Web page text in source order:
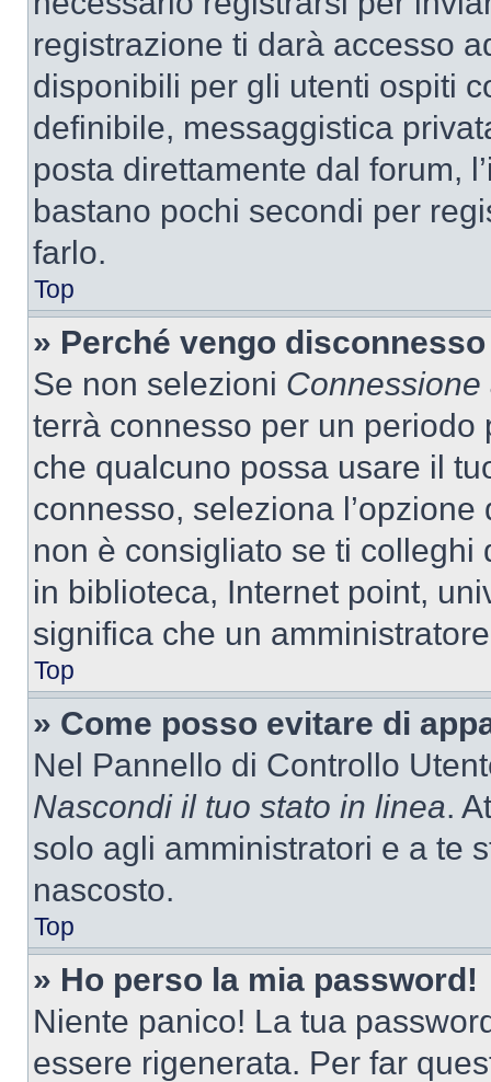
registrazione ti darà accesso
disponibili per gli utenti ospiti
definibile, messaggistica
posta direttamente dal forum,
bastano pochi secondi per
farlo.
Top
» Perché vengo
Se non selezioni
terrà connesso per un
che qualcuno possa usare il
connesso, seleziona
non è consigliato se ti
in biblioteca, Internet point,
significa che un
Top
» Come posso evitare di
Nel Pannello di Controllo
Nascondi il tuo stato in linea.
solo agli amministratori e a te
nascosto.
Top
» Ho perso la mia password!
Niente panico! La tua
essere rigenerata. Per far